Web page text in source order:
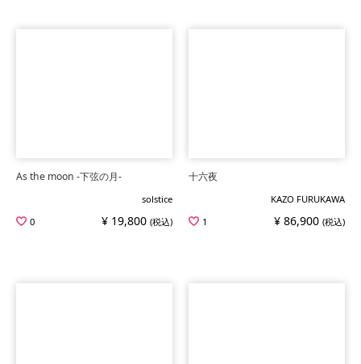
As the moon -下弦の月-
solstice
0
¥ 19,800 (税込)
十六夜
KAZO FURUKAWA
1
¥ 86,900 (税込)